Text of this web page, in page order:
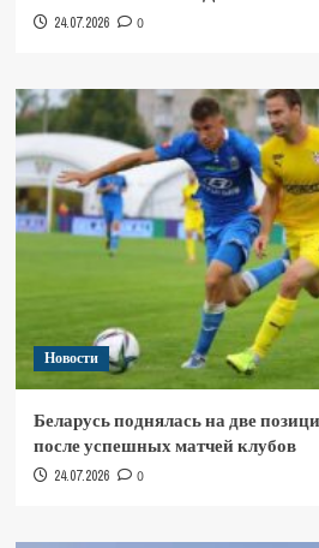
24.07.2026 0
Новости
Беларусь поднялась на две
после успешных матчей клубов
24.07.2026 0